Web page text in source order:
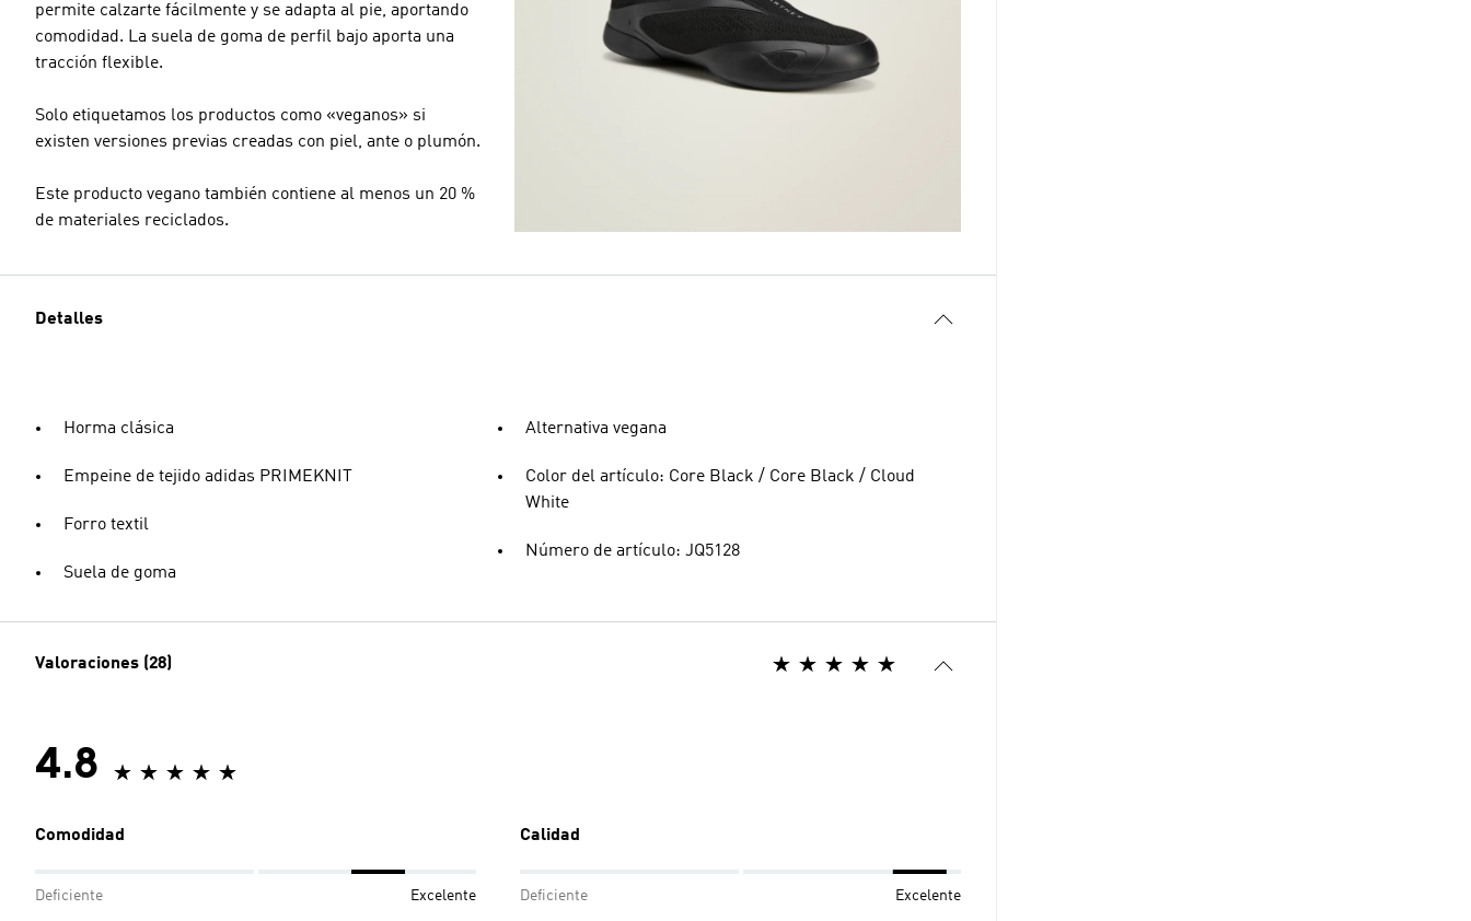
permite calzarte fácilmente y se adapta al pie, aportando
comodidad. La suela de goma de perfil bajo aporta una
tracción flexible.
Solo etiquetamos los productos como «veganos» si
existen versiones previas creadas con piel, ante o plumón.
Este producto vegano también contiene al menos un 20 %
de materiales reciclados.
Detalles
Horma clásica
Empeine de tejido adidas PRIMEKNIT
Forro textil
Suela de goma
Alternativa vegana
Color del artículo: Core Black / Core Black / Cloud
White
Número de artículo: JQ5128
Valoraciones (28)
4.8
Comodidad
Deficiente Excelente
Calidad
Deficiente Excelente